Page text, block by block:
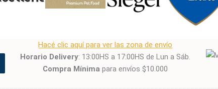
Hacé clic aquí para ver las zona de envío
Horario Delivery: 13:00HS a 17:00HS de Lun a Sáb.
Compra Mínima para envíos $10.000